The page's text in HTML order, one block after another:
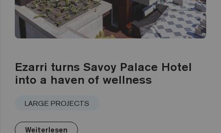
Ezarri turns Savoy Palace Hotel
into a haven of wellness
LARGE PROJECTS
Weiterlesen